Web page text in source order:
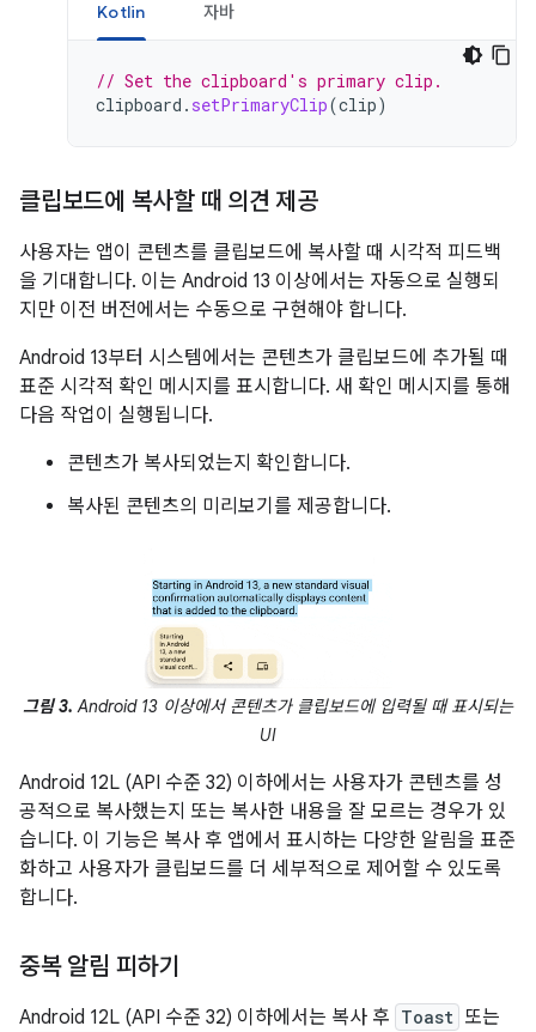
Kotlin 자바
// Set the clipboard's primary clip.
clipboard . setPrimaryClip(clip)
클립보드에 복사할 때 의견 제공
사용자는 앱이 콘텐츠를 클립보드에 복사할 때 시각적 피드백
을 기대합니다. 이는 Android 13 이상에서는 자동으로 실행되
지만 이전 버전에서는 수동으로 구현해야 합니다.
Android 13부터 시스템에서는 콘텐츠가 클립보드에 추가될 때
표준 시각적 확인 메시지를 표시합니다. 새 확인 메시지를 통해
다음 작업이 실행됩니다.
콘텐츠가 복사되었는지 확인합니다.
복사된 콘텐츠의 미리보기를 제공합니다.
그림 3. Android 13 이상에서 콘텐츠가 클립보드에 입력될 때 표시되는
UI
Android 12L (API 수준 32) 이하에서는 사용자가 콘텐츠를 성
공적으로 복사했는지 또는 복사한 내용을 잘 모르는 경우가 있
습니다. 이 기능은 복사 후 앱에서 표시하는 다양한 알림을 표준
화하고 사용자가 클립보드를 더 세부적으로 제어할 수 있도록
합니다.
중복 알림 피하기
Android 12L (API 수준 32) 이하에서는 복사 후 Toast 또는